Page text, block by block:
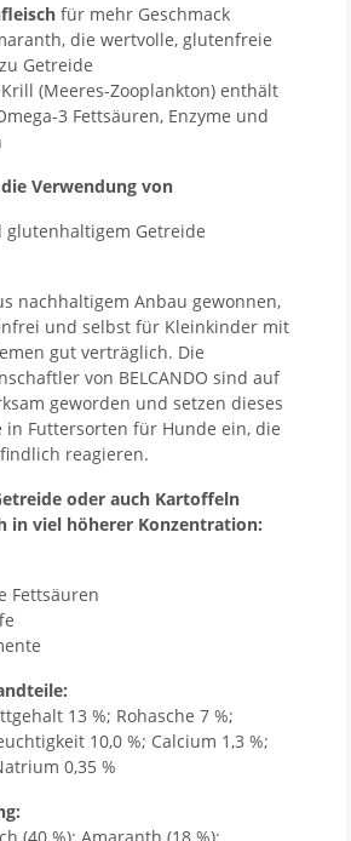
für mehr Geschmack
die wertvolle, glutenfreie
Getreide
(Meeres-Zooplankton) enthält
3 Fettsäuren, Enzyme und
Verwendung von
glutenhaltigem Getreide
nachhaltigem Anbau gewonnen,
und selbst für Kleinkinder mit
gut verträglich. Die
von BELCANDO sind auf
geworden und setzen dieses
in Futtersorten für Hunde ein, die
reagieren.
oder auch Kartoffeln
in viel höherer Konzentration:
Fettsäuren
13 %; Rohasche 7 %;
10,0 %; Calcium 1,3 %;
0,35 %